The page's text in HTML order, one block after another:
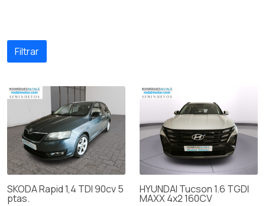
Filtrar
SKODA Rapid 1,4 TDI 90cv 5
ptas.
HYUNDAI Tucson 1.6 TGDI
MAXX 4x2 160CV